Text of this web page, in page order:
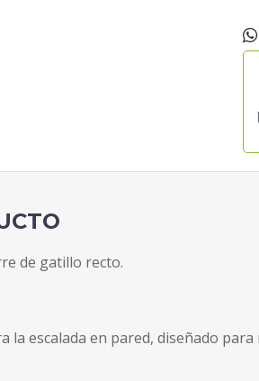
de gatillo recto.
la escalada en pared, diseñado